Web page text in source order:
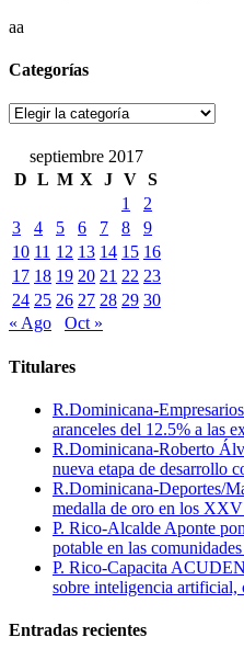
aa
Categorías
Categorías
septiembre 2017
D L M X J V S
1
2
3
4 5 6 7 8
9
10 11 12 13 14 15 16
17 18 19 20 21 22 23
24 25 26 27 28 29 30
« Ago
Oct »
Titulares
R.Dominicana-
aranceles del 12.5% a las
R.Dominicana-Roberto
nueva etapa de desarrollo
R.Dominicana-Deportes/
medalla de oro en los
P. Rico-Alcalde Aponte
potable en las
P. Rico-Capacita
sobre inteligencia artificial,
Entradas recientes